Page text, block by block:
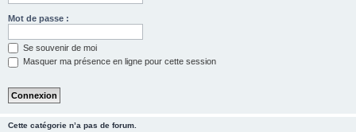
Mot de passe :
Se souvenir de moi
Masquer ma présence en ligne pour cette session
Cette catégorie n’a pas de forum.